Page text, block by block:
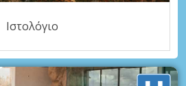
Ιστολόγιο